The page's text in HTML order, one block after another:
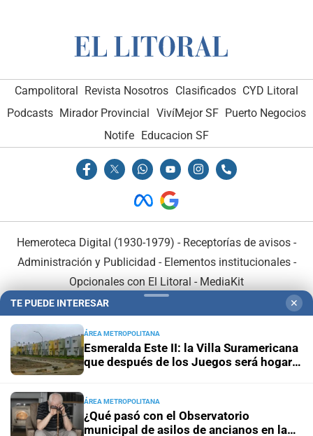
Campolitoral Revista Nosotros Clasificados CYD Litoral
Podcasts Mirador Provincial VivíMejor SF Puerto Negocios
Notife Educacion SF
Hemeroteca Digital (1930-1979) - Receptorías de avisos -
Administración y Publicidad - Elementos institucionales-
Opcionales con El Litoral - MediaKit
En Asociación con:
TE PUEDE INTERESAR ✕
ÁREA METROPOLITANA
Esmeralda Este II: la Villa Suramericana
que después de los Juegos será hogar
ÁREA METROPOLITANA
¿Qué pasó con el Observatorio
municipal de asilos de ancianos en la